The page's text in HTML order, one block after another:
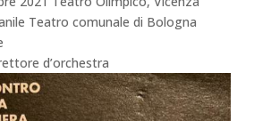
Teatro comunale di Bologna
d’orchestra